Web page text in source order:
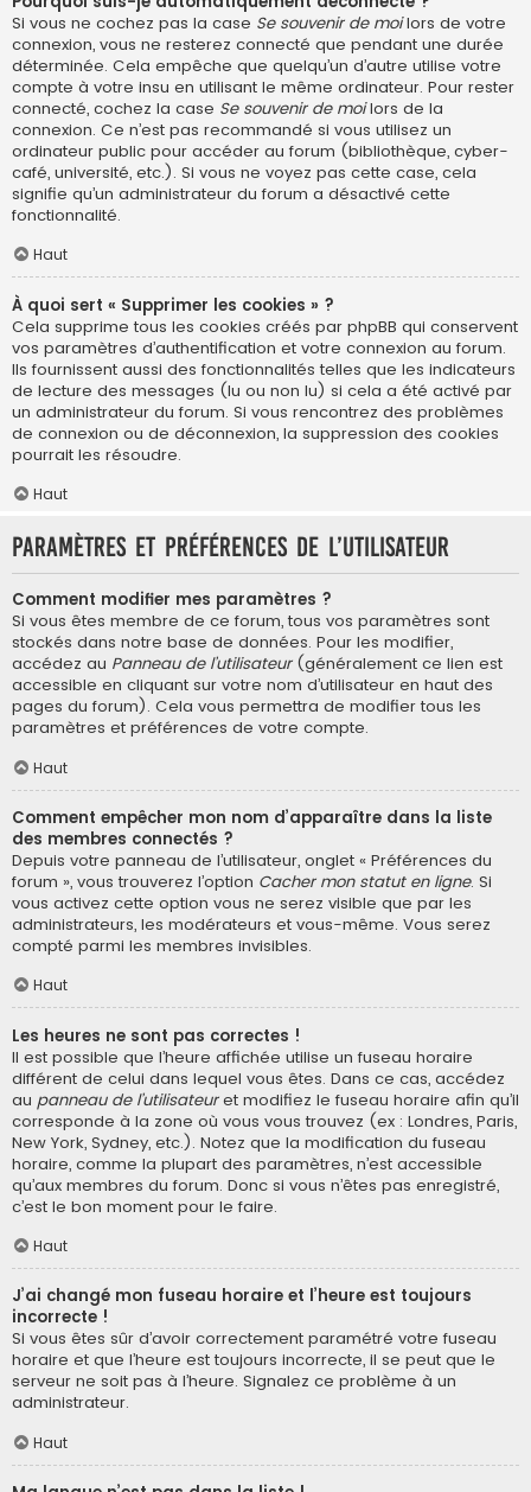
Si vous ne cochez pas la case Se souvenir de moilors de votre
connexion, vous ne resterez connecté que pendant une durée
déterminée. Cela empêche que quelqu’un d’autre utilise votre
compte à votre insu en utilisant le même ordinateur. Pour rester
connecté, cochez la case Se souvenir de moilors de la
connexion. Ce n’est pas recommandé si vous utilisez un
ordinateur public pour accéder au forum (bibliothèque, cyber-
café, université, etc.). Si vous ne voyez pas cette case, cela
signifie qu’un administrateur du forum a désactivé cette
fonctionnalité.
Haut
À quoi sert « Supprimer les cookies » ?
Cela supprime tous les cookies créés par phpBB qui conservent
vos paramètres d’authentification et votre connexion au forum.
Ils fournissent aussi des fonctionnalités telles que les indicateurs
de lecture des messages (lu ou non lu) si cela a été activé par
un administrateur du forum. Si vous rencontrez des problèmes
de connexion ou de déconnexion, la suppression des cookies
pourrait les résoudre.
Haut
Paramètres et préférences de l’utilisateur
Comment modifier mes paramètres ?
Si vous êtes membre de ce forum, tous vos paramètres sont
stockés dans notre base de données. Pour les modifier,
accédez au Panneau de l’utilisateur(généralement ce lien est
accessible en cliquant sur votre nom d’utilisateur en haut des
pages du forum). Cela vous permettra de modifier tous les
paramètres et préférences de votre compte.
Haut
Comment empêcher mon nom d’apparaître dans la liste
des membres connectés ?
Depuis votre panneau de l’utilisateur, onglet « Préférences du
forum », vous trouverez l’option Cacher mon statut en ligne. Si
vous activez cette option vous ne serez visible que par les
administrateurs, les modérateurs et vous-même. Vous serez
compté parmi les membres invisibles.
Haut
Les heures ne sont pas correctes !
Il est possible que l’heure affichée utilise un fuseau horaire
différent de celui dans lequel vous êtes. Dans ce cas, accédez
au panneau de l’utilisateuret modifiez le fuseau horaire afin qu’il
corresponde à la zone où vous vous trouvez (ex : Londres, Paris,
New York, Sydney, etc.). Notez que la modification du fuseau
horaire, comme la plupart des paramètres, n’est accessible
qu’aux membres du forum. Donc si vous n’êtes pas enregistré,
c’est le bon moment pour le faire.
Haut
J’ai changé mon fuseau horaire et l’heure est toujours
incorrecte !
Si vous êtes sûr d’avoir correctement paramétré votre fuseau
horaire et que l’heure est toujours incorrecte, il se peut que le
serveur ne soit pas à l’heure. Signalez ce problème à un
administrateur.
Haut